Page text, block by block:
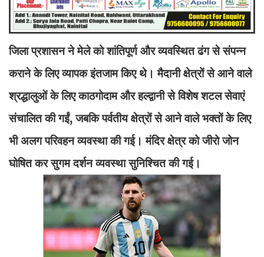
जिला प्रशासन ने मेले को शांतिपूर्ण और व्यवस्थित ढंग से संपन्न
कराने के लिए व्यापक इंतजाम किए थे। मैदानी क्षेत्रों से आने वाले
श्रद्धालुओं के लिए काठगोदाम और हल्द्वानी से विशेष शटल सेवाएं
संचालित की गईं, जबकि पर्वतीय क्षेत्रों से आने वाले भक्तों के लिए
भी अलग परिवहन व्यवस्था की गई। मंदिर क्षेत्र को जीरो जोन
घोषित कर सुगम दर्शन व्यवस्था सुनिश्चित की गई।